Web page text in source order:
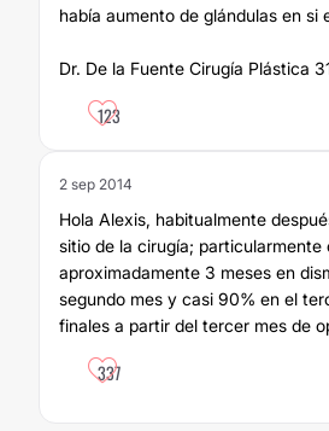
había aumento de glándulas en
Dr. De la Fuente Cirugía Plástica
123
2 sep 2014
Hola Alexis, habitualmente
sitio de la cirugía; particularmente
aproximadamente 3 meses en
segundo mes y casi 90% en el
finales a partir del tercer mes de
337